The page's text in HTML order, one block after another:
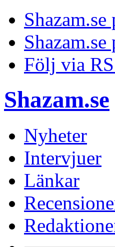
Följ via
Shazam.se
Nyheter
Intervjuer
Länkar